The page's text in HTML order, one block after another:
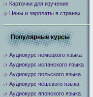
Карточки для изучения
Цены и зарплаты в странах
Популярные курсы
Аудиокурс немецкого языка
Аудиокурс испанского языка
Аудиокурс польского языка
Аудиокурс чешского языка
Аудиокурс японского языка